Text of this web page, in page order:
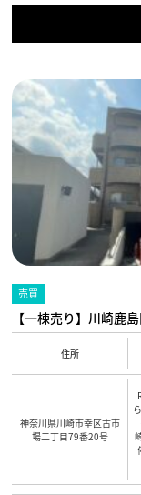
売買
【一棟売り】川崎鹿
住所
神奈川県川崎市幸区古市
場二丁目79番20号